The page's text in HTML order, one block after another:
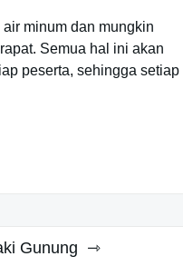
minum dan mungkin
Semua hal ini akan
peserta, sehingga setiap
Gunung